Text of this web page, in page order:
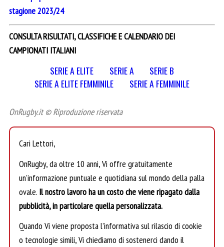
stagione 2023/24
CONSULTA RISULTATI, CLASSIFICHE E CALENDARIO DEI
CAMPIONATI ITALIANI
SERIE A ELITE SERIE A
SERIE B
SERIE A ELITE FEMMINILE
SERIE A FEMMINILE
OnRugby.it © Riproduzione riservata
Cari Lettori,
OnRugby, da oltre 10 anni, Vi offre gratuitamente
un’informazione puntuale e quotidiana sul mondo della palla
ovale. Il nostro lavoro ha un costo che viene ripagato dalla
pubblicità, in particolare quella personalizzata.
Quando Vi viene proposta l’informativa sul rilascio di cookie
o tecnologie simili, Vi chiediamo di sostenerci dando il